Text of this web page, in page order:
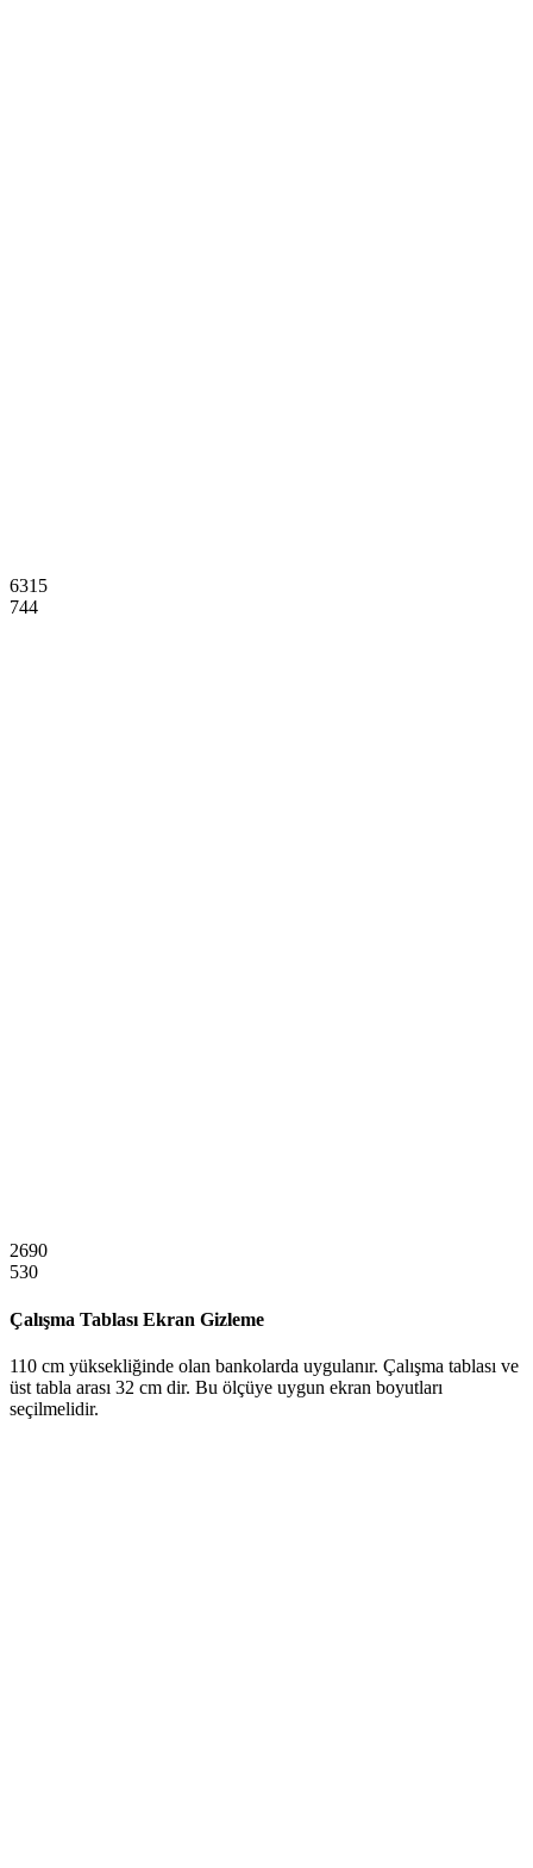
6315
744
2690
530
Çalışma Tablası Ekran Gizleme
110 cm yüksekliğinde olan bankolarda uygulanır. Çalışma tablası ve
üst tabla arası 32 cm dir. Bu ölçüye uygun ekran boyutları
seçilmelidir.